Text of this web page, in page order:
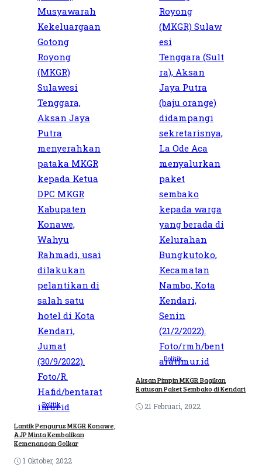
Politik
Lantik Pengurus MKGR Konawe,
AJP Minta Kembalikan
Kemenangan Golkar
1 Oktober, 2022
Politik
Aksan Pimpin MKGR Bagikan
Ratusan Paket Sembako di Kendari
21 Februari, 2022